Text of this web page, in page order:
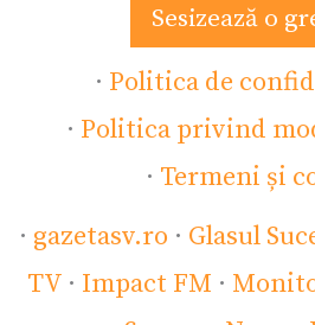
Sesizează o
· Politica de
· Politica privind
· Termeni și
· gazetasv.ro · Glasul
TV · Impact FM ·